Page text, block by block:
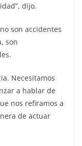
dijo.
son accidentes
son
Necesitamos
a hablar de
nos refiramos a
de actuar